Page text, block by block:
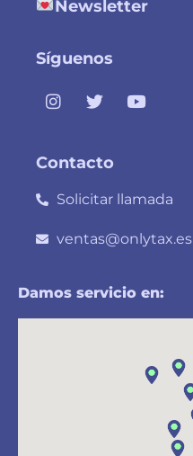
Newsletter
Síguenos
Contacto
Solicitar llamada
ventas@onlytax.es
Damos servicio en: